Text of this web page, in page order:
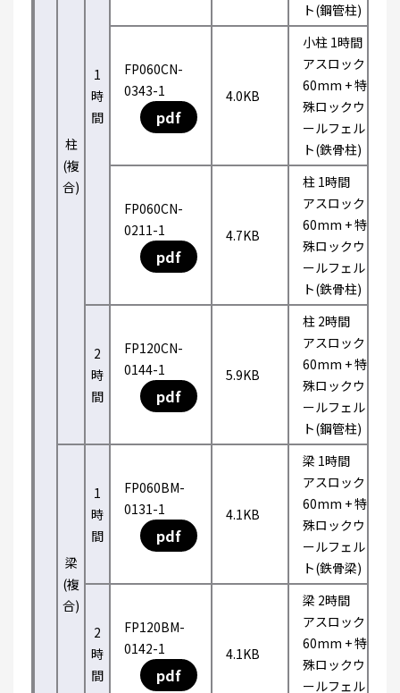
柱
(複
合)
1
時
間
ト(鋼管柱)
FP060CN-
0343-1
pdf
4.0KB
小柱 1時間
アスロック
60mm + 特
殊ロックウ
ールフェル
ト(鉄骨柱)
FP060CN-
0211-1
pdf
4.7KB
柱 1時間
アスロック
60mm + 特
殊ロックウ
ールフェル
ト(鉄骨柱)
2
時
間
FP120CN-
0144-1
pdf
5.9KB
柱 2時間
アスロック
60mm + 特
殊ロックウ
ールフェル
ト(鋼管柱)
梁
(複
合)
1
時
間
FP060BM-
0131-1
pdf
4.1KB
梁 1時間
アスロック
60mm + 特
殊ロックウ
ールフェル
ト(鉄骨梁)
2
時
間
FP120BM-
0142-1
pdf
4.1KB
梁 2時間
アスロック
60mm + 特
殊ロックウ
ールフェル